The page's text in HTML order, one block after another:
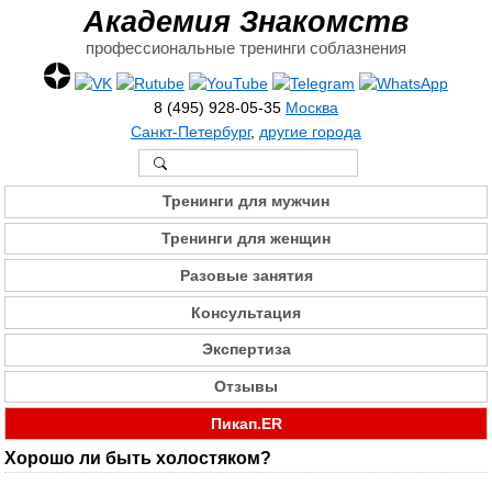
Академия Знакомств
профессиональные тренинги соблазнения
8 (495) 928-05-35 Москва
Санкт-Петербург, другие города
Тренинги для мужчин
Тренинги для женщин
Разовые занятия
Консультация
Экспертиза
Отзывы
Пикап.ER
Хорошо ли быть холостяком?